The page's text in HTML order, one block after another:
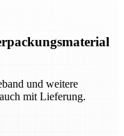
und weitere
mit Lieferung.